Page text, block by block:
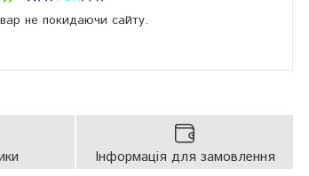
не покидаючи сайту.
Інформація для замовлення